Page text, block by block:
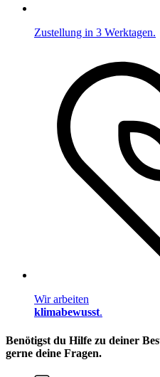
Zustellung in 3 Werktagen.
Wir arbeiten
klimabewusst.
Benötigst du Hilfe zu deiner
gerne deine Fragen.